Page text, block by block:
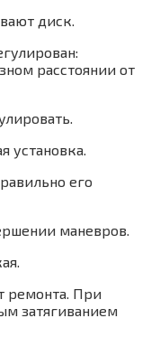
диск.
расстоянии от
установка.
его
маневров.
ремонта. При
затягиванием